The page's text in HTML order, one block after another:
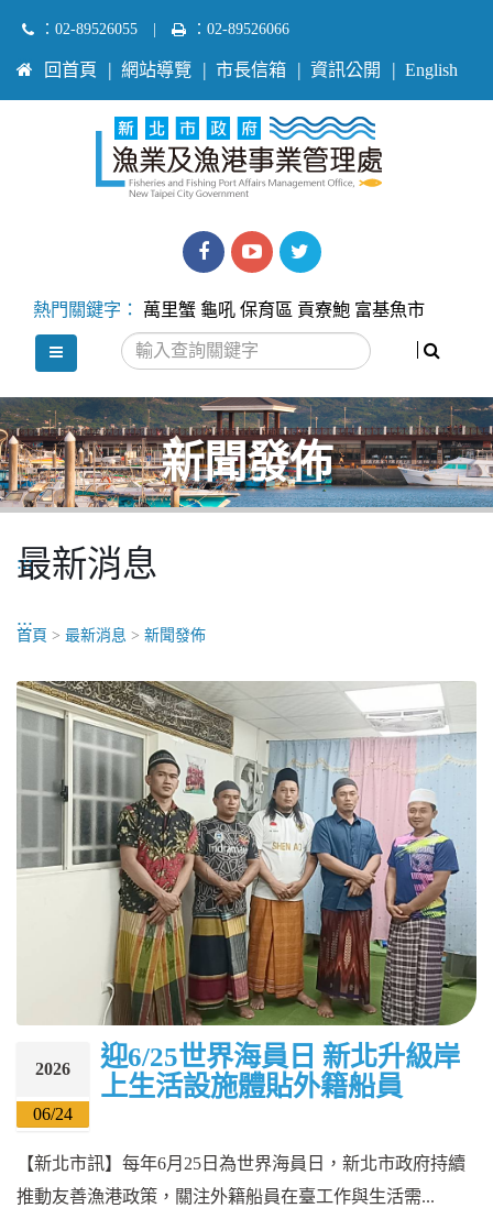
主
要
：02-89526055 ：02-89526066
::: 回首頁 網站導覽 市長信箱 資訊公開 English
漁
處
facebook
漁
處
youtube
Twitter
熱門關鍵字： 萬里蟹 龜吼 保育區 貢寮鮑 富基魚市
選單
新聞發佈
:::
最新消息
:::
首頁 > 最新消息 > 新聞發佈
2026
06/24
迎6/25世界海員日 新北升級岸
上生活設施體貼外籍船員
【新北市訊】每年6月25日為世界海員日，新北市政府持續
推動友善漁港政策，關注外籍船員在臺工作與生活需...